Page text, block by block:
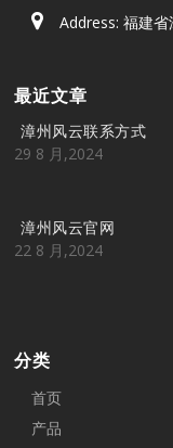
Address: 福建
最近文章
漳州风云联系方式
29 8 月,2024
漳州风云官网
22 8 月,2024
分类
首页
产品